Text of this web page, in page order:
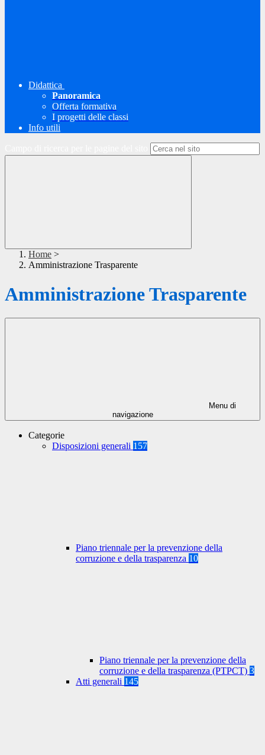
Didattica
Panoramica
Offerta formativa
I progetti delle classi
Info utili
Home >
Amministrazione Trasparente
Amministrazione Trasparente
Menu di
navigazione
Categorie
Disposizioni generali 157
Piano triennale per la prevenzione della
corruzione e della trasparenza 10
Piano triennale per la prevenzione della
corruzione e della trasparenza (PTPCT) 3
Atti generali 145